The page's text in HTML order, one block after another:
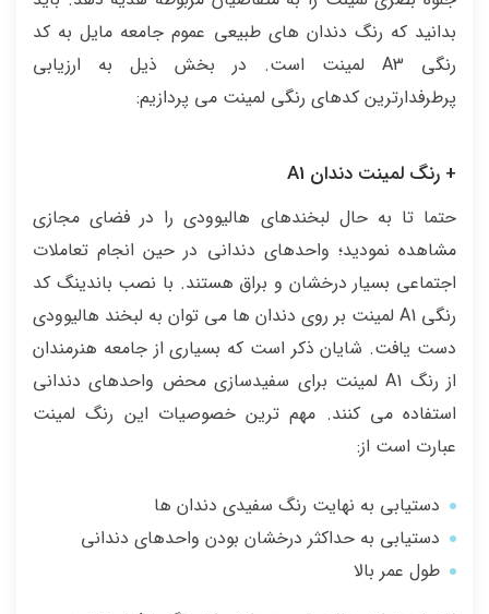
بدانید که رنگ دندان های طبیعی عموم جامعه مایل به کد
رنگی A3 لمینت است. در بخش ذیل به ارزیابی
پرطرفدارترین کدهای رنگی لمینت می پردازیم:
+ رنگ لمینت دندان A1
حتما تا به حال لبخندهای هالیوودی را در فضای مجازی
مشاهده نمودید؛ واحدهای دندانی در حین انجام تعاملات
اجتماعی بسیار درخشان و براق هستند. با نصب باندینگ کد
رنگی A1 لمینت بر روی دندان ها می توان به لبخند هالیوودی
دست یافت. شایان ذکر است که بسیاری از جامعه هنرمندان
از رنگ A1 لمینت برای سفیدسازی محض واحدهای دندانی
استفاده می کنند. مهم ترین خصوصیات این رنگ لمینت
عبارت است از:
دستیابی به نهایت رنگ سفیدی دندان ها
دستیابی به حداکثر درخشان بودن واحدهای دندانی
طول عمر بالا